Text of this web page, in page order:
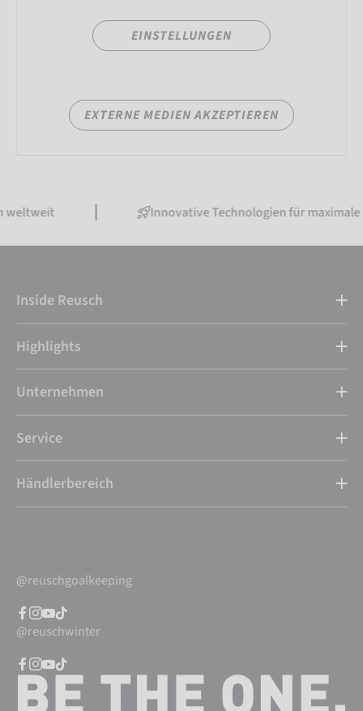
EINSTELLUNGEN
EXTERNE MEDIEN AKZEPTIEREN
Innovative Technologien für maximale
Inside Reusch
Highlights
Unternehmen
Service
Händlerbereich
@reuschgoalkeeping
@reuschwinter